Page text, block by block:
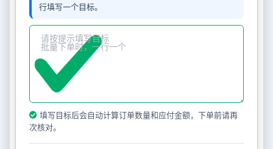
行填写一个目标。
填写目标后会自动计算订单数量和应付金额，下单前请再
次核对。